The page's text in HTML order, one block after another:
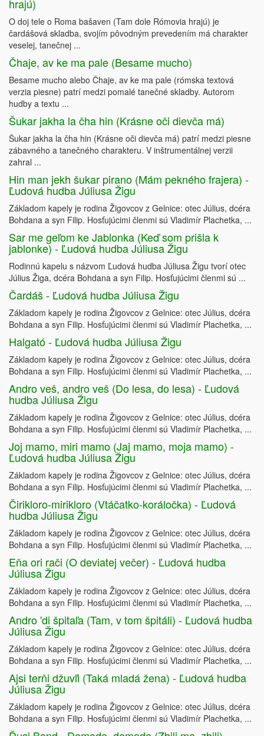
hrajú)
O doj tele o Roma bašaven (Tam dole Rómovia hrajú) je
čardášová skladba, svojím pôvodným prevedením má charakter
veselej, tanečnej ...
Čhaje, av ke ma pale (Besame mucho)
Besame mucho alebo Čhaje, av ke ma pale (rómska textová
verzia piesne) patrí medzi pomalé tanečné skladby. Autorom
hudby a textu ...
Šukar jakha la čha hin (Krásne oči dievča má)
Šukar jakha la čha hin (Krásne oči dievča má) patrí medzi piesne
zábavného a tanečného charakteru. V inštrumentálnej verzii
zahral ...
Hin man jekh šukar pirano (Mám pekného frajera) -
Ľudová hudba Júliusa Žigu
Základom kapely je rodina Žigovcov z Gelnice: otec Július, dcéra
Bohdana a syn Filip. Hosťujúcimi členmi sú Vladimír Plachetka, ...
Sar me geľom ke Jablonka (Keď som prišla k
jablonke) - Ľudová hudba Júliusa Žigu
Rodinnú kapelu s názvom Ľudová hudba Júliusa Žigu tvorí otec
Július Žiga, dcéra Bohdana a syn Filip. Hosťujúcimi členmi sú ...
Čardáš - Ľudová hudba Júliusa Žigu
Základom kapely je rodina Žigovcov z Gelnice: otec Július, dcéra
Bohdana a syn Filip. Hosťujúcimi členmi sú Vladimír Plachetka, ...
Halgató - Ľudová hudba Júliusa Žigu
Základom kapely je rodina Žigovcov z Gelnice: otec Július, dcéra
Bohdana a syn Filip. Hosťujúcimi členmi sú Vladimír Plachetka, ...
Andro veš, andro veš (Do lesa, do lesa) - Ľudová
hudba Júliusa Žigu
Základom kapely je rodina Žigovcov z Gelnice: otec Július, dcéra
Bohdana a syn Filip. Hosťujúcimi členmi sú Vladimír Plachetka, ...
Joj mamo, miri mamo (Jaj mamo, moja mamo) -
Ľudová hudba Júliusa Žigu
Základom kapely je rodina Žigovcov z Gelnice: otec Július, dcéra
Bohdana a syn Filip. Hosťujúcimi členmi sú Vladimír Plachetka, ...
Čirikloro-mirikloro (Vtáčatko-koráločka) - Ľudová
hudba Júliusa Žigu
Základom kapely je rodina Žigovcov z Gelnice: otec Július, dcéra
Bohdana a syn Filip. Hosťujúcimi členmi sú Vladimír Plachetka, ...
Eňa ori rači (O deviatej večer) - Ľudová hudba
Júliusa Žigu
Základom kapely je rodina Žigovcov z Gelnice: otec Július, dcéra
Bohdana a syn Filip. Hosťujúcimi členmi sú Vladimír Plachetka, ...
Andro 'di špitaľa (Tam, v tom špitáli) - Ľudová hudba
Júliusa Žigu
Základom kapely je rodina Žigovcov z Gelnice: otec Július, dcéra
Bohdana a syn Filip. Hosťujúcimi členmi sú Vladimír Plachetka, ...
Ajsi terňi džuvľi (Taká mladá žena) - Ľudová hudba
Júliusa Žigu
Základom kapely je rodina Žigovcov z Gelnice: otec Július, dcéra
Bohdana a syn Filip. Hosťujúcimi členmi sú Vladimír Plachetka, ...